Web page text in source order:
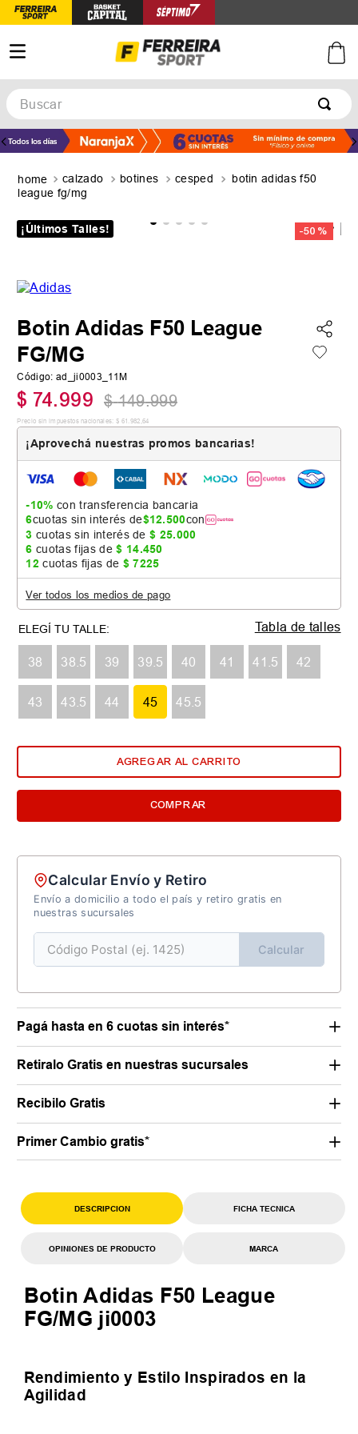
Buscar
TÉRMINOS MÁS BUSCADOS
2.
basquet
calzado botines cesped
botin adidas f50
league fg/mg
¡Últimos Talles! -50 %
Botin Adidas F50 League
FG/MG
Código: ad_ji0003_11M
$ 74.999 $ 149.999
Precio sin impuestos nacionales: $ 61 .982 ,64
¡Aprovechá nuestras promos bancarias!
-10% con transferencia bancaria
6cuotas sin interés de$12.500con
3 cuotas sin interés de$ 25.000
6 cuotas fijas de$ 14.450
12 cuotas fijas de $ 7225
Ver todos los medios de pago
38 38.5 39 39.5 40 41 41.5 42
43 43.5 44 45 45.5
Tabla de talles
AGREGAR AL CARRITO
COMPRAR
Calcular Envío y Retiro
Envío a domicilio a todo el país y retiro gratis en
nuestras sucursales
Calcular
Pagá hasta en 6 cuotas sin interés*
Retiralo Gratis en nuestras sucursales
Recibilo Gratis
Primer Cambio gratis*
DESCRIPCION FICHA TECNICA
OPINIONES DE PRODUCTO MARCA
Botin Adidas F50 League
FG/MG ji0003
Rendimiento y Estilo Inspirados en la
Agilidad